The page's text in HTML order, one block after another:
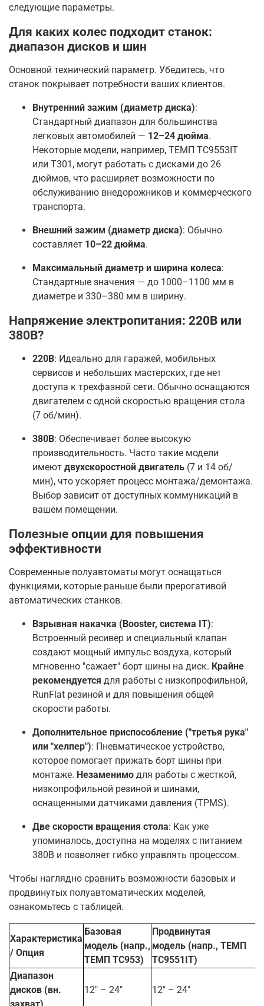
следующие параметры.
Для каких колес подходит станок:
диапазон дисков и шин
Основной технический параметр. Убедитесь, что
станок покрывает потребности ваших клиентов.
Внутренний зажим (диаметр диска):
Стандартный диапазон для большинства
легковых автомобилей — 12–24 дюйма.
Некоторые модели, например, ТЕМП TC9553IT
или T301, могут работать с дисками до 26
дюймов, что расширяет возможности по
обслуживанию внедорожников и коммерческого
транспорта.
Внешний зажим (диаметр диска): Обычно
составляет 10–22 дюйма.
Максимальный диаметр и ширина колеса:
Стандартные значения — до 1000–1100 мм в
диаметре и 330–380 мм в ширину.
Напряжение электропитания: 220В или
380В?
220В: Идеально для гаражей, мобильных
сервисов и небольших мастерских, где нет
доступа к трехфазной сети. Обычно оснащаются
двигателем с одной скоростью вращения стола
(7 об/мин).
380В: Обеспечивает более высокую
производительность. Часто такие модели
имеют двухскоростной двигатель (7 и 14 об/
мин), что ускоряет процесс монтажа/демонтажа.
Выбор зависит от доступных коммуникаций в
вашем помещении.
Полезные опции для повышения
эффективности
Современные полуавтоматы могут оснащаться
функциями, которые раньше были прерогативой
автоматических станков.
Взрывная накачка (Booster, система IT):
Встроенный ресивер и специальный клапан
создают мощный импульс воздуха, который
мгновенно "сажает" борт шины на диск. Крайне
рекомендуется для работы с низкопрофильной,
RunFlat резиной и для повышения общей
скорости работы.
Дополнительное приспособление ("третья рука"
или "хелпер"): Пневматическое устройство,
которое помогает прижать борт шины при
монтаже. Незаменимо для работы с жесткой,
низкопрофильной резиной и шинами,
оснащенными датчиками давления (TPMS).
Две скорости вращения стола: Как уже
упоминалось, доступна на моделях с питанием
380В и позволяет гибко управлять процессом.
Чтобы наглядно сравнить возможности базовых и
продвинутых полуавтоматических моделей,
ознакомьтесь с таблицей.
Характеристика
/ Опция
Базовая
модель (напр.,
ТЕМП ТС953)
Продвинутая
модель (напр., ТЕМП
ТС9551IT)
Диапазон
дисков (вн.
12" – 24" 12" – 24"